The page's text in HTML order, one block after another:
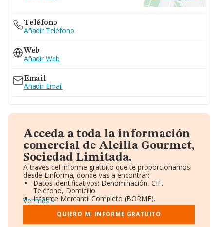
Teléfono
Añadir Teléfono
Web
Añadir Web
Email
Añadir Email
Acceda a toda la información
comercial de Aleilia Gourmet,
Sociedad Limitada.
A través del informe gratuito que te proporcionamos
desde Einforma, donde vas a encontrar:
Datos identificativos: Denominación, CIF,
Teléfono, Domicilio.
Informe Mercantil Completo (BORME).
Gráficos de Evolución Ventas y Empleados.
Consejo de Administración y Administradores.
Directivos y Ejecutivos.
Ver más
QUIERO MI INFORME GRATUITO